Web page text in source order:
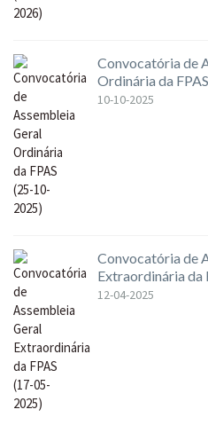
Convocatória de
Ordinária da
10-10-2025
Convocatória de
Extraordinária da
12-04-2025